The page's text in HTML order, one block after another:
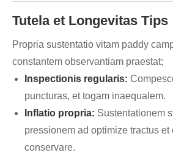
Tutela et Longevitas Tips
Propria sustentatio vitam paddy
constantem observantiam praestat;
Inspectionis regularis:
puncturas, et togam inaequalem.
Inflatio propria: Sustentationem
pressionem ad optimize tractus et
conservare.